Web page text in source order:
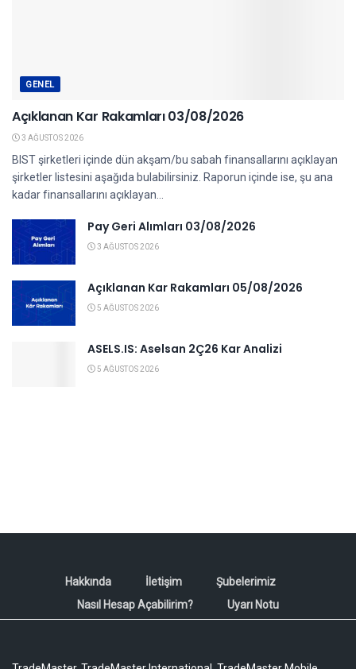
GENEL
Açıklanan Kar Rakamları 03/08/2026
3 AĞUSTOS 2026
BIST şirketleri içinde dün akşam/bu sabah finansallarını açıklayan
şirketler listesini aşağıda bulabilirsiniz. Raporun içinde ise, şu ana
kadar finansallarını açıklayan...
Pay Geri Alımları 03/08/2026
3 AĞUSTOS 2026
Açıklanan Kar Rakamları 05/08/2026
5 AĞUSTOS 2026
ASELS.IS: Aselsan 2Ç26 Kar Analizi
5 AĞUSTOS 2026
Hakkında İletişim
Şubelerimiz
Nasıl Hesap Açabilirim?
Uyarı Notu